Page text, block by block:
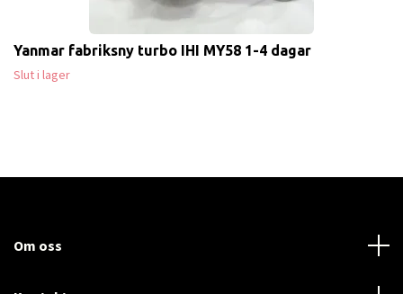
Yanmar fabriksny turbo IHI MY58 1-4 dagar
Slut i lager
Om oss